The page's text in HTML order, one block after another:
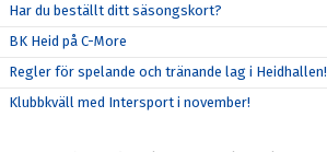
Har du beställt ditt säsongskort?
BK Heid på C-More
Regler för spelande och tränande lag i Heidhallen!
Klubbkväll med Intersport i november!